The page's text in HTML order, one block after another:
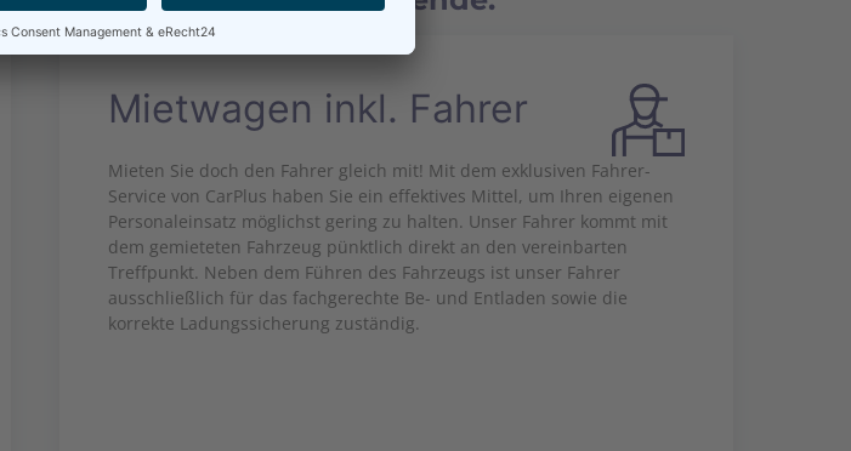
Mietwagen inkl. Fahrer
Mieten Sie doch den Fahrer gleich mit! Mit dem exklusiven Fahrer-
Service von CarPlus haben Sie ein effektives Mittel, um Ihren eigenen
Personaleinsatz möglichst gering zu halten. Unser Fahrer kommt mit
dem gemieteten Fahrzeug pünktlich direkt an den vereinbarten
Treffpunkt. Neben dem Führen des Fahrzeugs ist unser Fahrer
ausschließlich für das fachgerechte Be- und Entladen sowie die
korrekte Ladungssicherung zuständig.